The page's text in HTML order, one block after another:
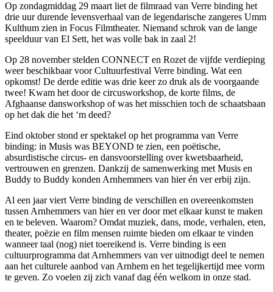
Op zondagmiddag 29 maart liet de filmraad van Verre binding het
drie uur durende levensverhaal van de legendarische zangeres Umm
Kulthum zien in Focus Filmtheater. Niemand schrok van de lange
speelduur van El Sett, het was volle bak in zaal 2!
Op 28 november stelden CONNECT en Rozet de vijfde verdieping
weer beschikbaar voor Cultuurfestival Verre binding. Wat een
opkomst! De derde editie was drie keer zo druk als de voorgaande
twee! Kwam het door de circusworkshop, de korte films, de
Afghaanse dansworkshop of was het misschien toch de schaatsbaan
op het dak die het ‘m deed?
Eind oktober stond er spektakel op het programma van Verre
binding: in Musis was BEYOND te zien, een poëtische,
absurdistische circus- en dansvoorstelling over kwetsbaarheid,
vertrouwen en grenzen. Dankzij de samenwerking met Musis en
Buddy to Buddy konden Arnhemmers van hier én ver erbij zijn.
Al een jaar viert Verre binding de verschillen en overeenkomsten
tussen Arnhemmers van hier en ver door met elkaar kunst te maken
en te beleven. Waarom? Omdat muziek, dans, mode, verhalen, eten,
theater, poëzie en film mensen ruimte bieden om elkaar te vinden
wanneer taal (nog) niet toereikend is. Verre binding is een
cultuurprogramma dat Arnhemmers van ver uitnodigt deel te nemen
aan het culturele aanbod van Arnhem en het tegelijkertijd mee vorm
te geven. Zo voelen zij zich vanaf dag één welkom in onze stad.